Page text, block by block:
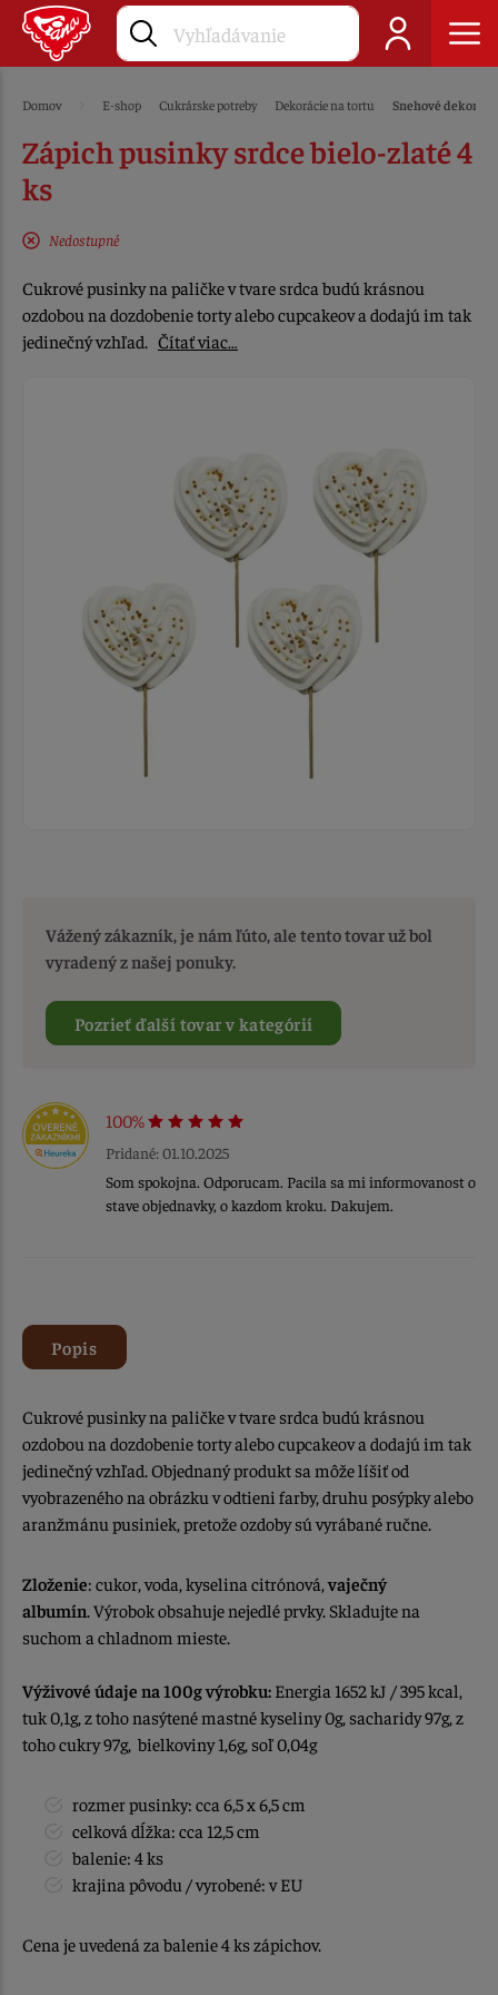
Domov E-shop Cukrárske potreby Dekorácie na tortu Snehové
Zápich pusinky srdce bielo-zlaté 4
ks
Nedostupné
Cukrové pusinky na paličke v tvare srdca budú krásnou
ozdobou na dozdobenie torty alebo cupcakeov a dodajú im tak
jedinečný vzhľad. Čítať viac…
Vážený zákazník, je nám ľúto, ale tento tovar už bol
vyradený z našej ponuky.
Pozrieť ďalší tovar v kategórií
100%
Pridané: 01.10.2025
Som spokojna. Odporucam. Pacila sa mi informovanost o
stave objednavky, o kazdom kroku. Dakujem.
Popis
Cukrové pusinky na paličke v tvare srdca budú krásnou
ozdobou na dozdobenie torty alebo cupcakeov a dodajú im tak
jedinečný vzhľad. Objednaný produkt sa môže líšiť od
vyobrazeného na obrázku v odtieni farby, druhu posýpky alebo
aranžmánu pusiniek, pretože ozdoby sú vyrábané ručne.
Zloženie: cukor, voda, kyselina citrónová,vaječný
albumín. Výrobok obsahuje nejedlé prvky. Skladujte na
suchom a chladnom mieste.
Výživové údaje na 100g výrobku: Energia 1652 kJ / 395 kcal,
tuk 0,1g, z toho nasýtené mastné kyseliny 0g, sacharidy 97g, z
toho cukry 97g, bielkoviny 1,6g, soľ 0,04g
rozmer pusinky: cca 6,5 x 6,5 cm
celková dĺžka: cca 12,5 cm
balenie: 4 ks
krajina pôvodu / vyrobené: v EU
Cena je uvedená za balenie 4 ks zápichov.